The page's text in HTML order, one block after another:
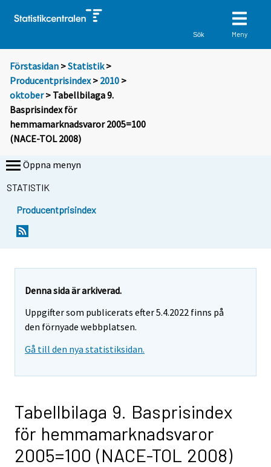
Sök Meny
Förstasidan >Statistik >
Producentprisindex> 2010 >
oktober> Tabellbilaga 9.
Basprisindex för
hemmamarknadsvaror 2005=100
(NACE-TOL 2008)
Öppna menyn
STATISTIK
Producentprisindex
Denna sida är arkiverad.
Uppgifter som publicerats efter 5.4.2022 finns på
den förnyade webbplatsen.
Gå till den nya statistiksidan.
Tabellbilaga 9. Basprisindex
för hemmamarknadsvaror
2005=100 (NACE-TOL 2008)